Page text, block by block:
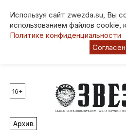
Используя сайт zwezda.su, Вы
использованием файлов cookie,
Политике конфиденциальности
Согласен
Главные темы
80 лет Победы
Молодежная столица РФ
16+
Архив